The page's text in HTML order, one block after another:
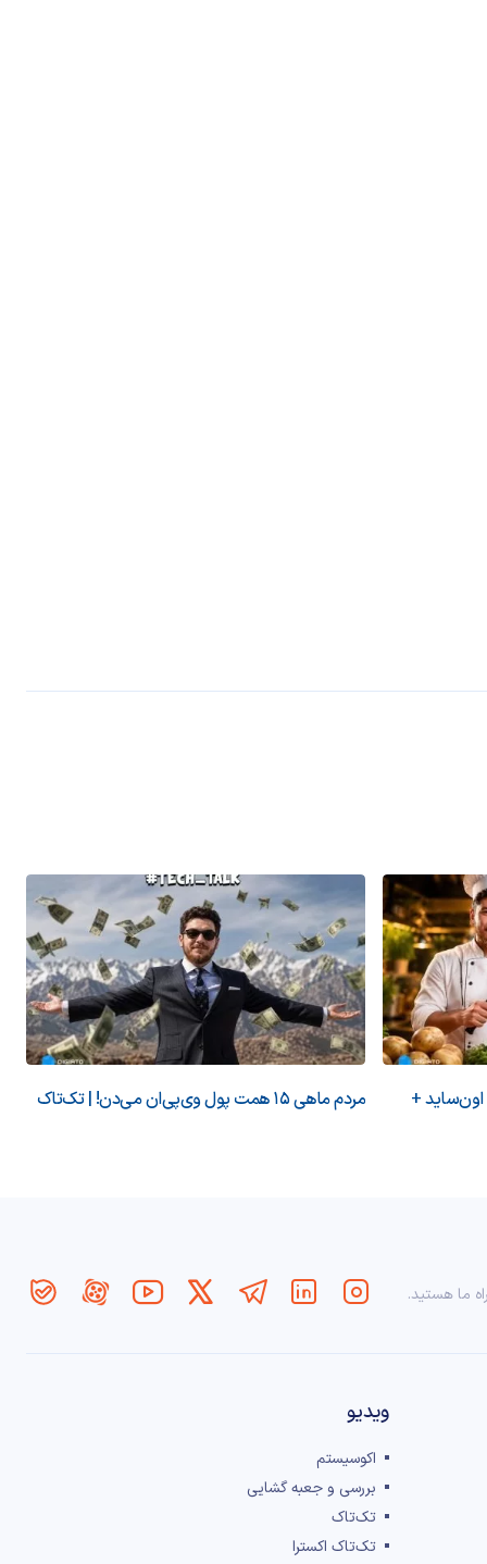
اون‌ساید +
مردم ماهی ۱۵ همت پول وی‌پی‌ان می‌دن! | تک‌تاک
ما هستید.
ویدیو
اکوسیستم
بررسی و جعبه گشایی
تک‌تاک
تک‌تاک اکسترا